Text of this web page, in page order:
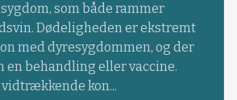
som både rammer
Dødeligheden er ekstremt
med dyresygdommen, og der
en behandling eller vaccine.
kon...